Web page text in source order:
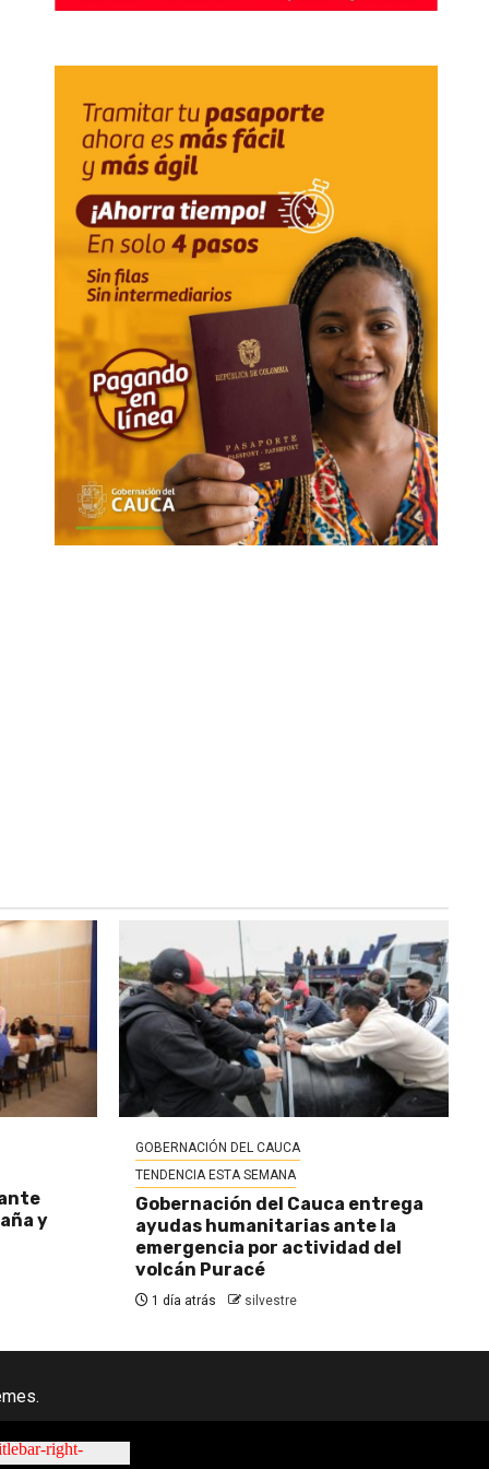
y
GOBERNACIÓN DEL CAUCA
TENDENCIA ESTA SEMANA
Gobernación del Cauca entrega
ayudas humanitarias ante la
emergencia por actividad del
volcán Puracé
1 día atrás silvestre